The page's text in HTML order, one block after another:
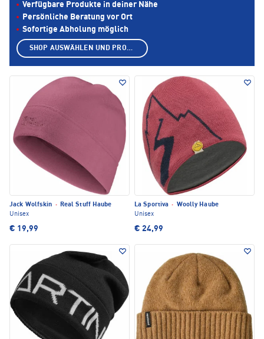
Jack Wolfskin · Real Stuff Haube
Unisex
€ 19,99
La Sportiva · Woolly Haube
Unisex
€ 24,99
Verfügbare Produkte in deiner Nähe
Persönliche Beratung vor Ort
Sofortige Abholung möglich
SHOP AUSWÄHLEN UND PRODUKTE ANZEIGEN